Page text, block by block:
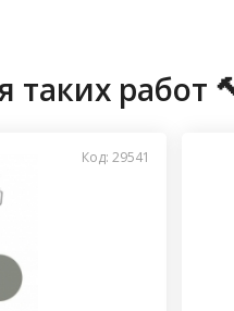
таких работ
Код: 29541